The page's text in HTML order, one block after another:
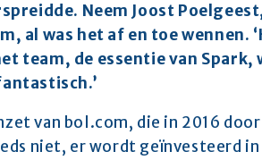
Neem Joost
al was het af en toe wennen.
team, de essentie van Spark,
van bol.com, die in 2016 door
niet, er wordt geïnvesteerd